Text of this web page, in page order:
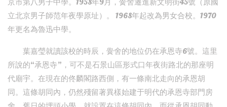
京市第八男子中學。1958年9月，黌舍遷進新文明街45號（原國
立北京男子師范年夜學原址）。 1968年起改為男女合校。1970
年更名為魯迅中學。
葉嘉瑩就讀該校的時辰，黌舍的地位仍在承恩寺6號。這里
所說的“承恩寺”，可不是石景山區形式口年夜街路北的那座明
代廟宇。在現在的佟麟閣路西側，有一條南北走向的承恩胡
同。這條胡同內，仍然殘留著異樣始建于明代的承恩寺部門房